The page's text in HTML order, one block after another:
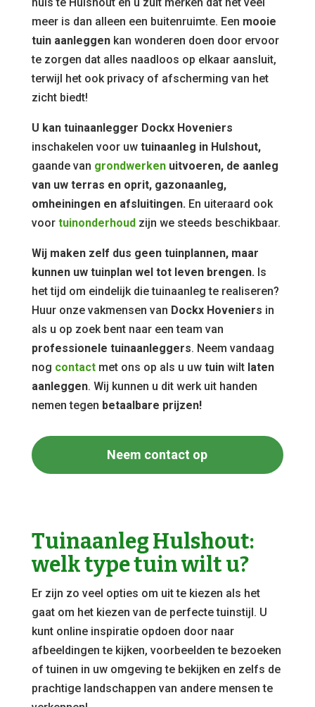
meer is dan alleen een buitenruimte. Een mooie
tuin aanleggenkan wonderen doen door ervoor
te zorgen dat alles naadloos op elkaar aansluit,
terwijl het ook privacy of afscherming van het
zicht biedt!
U kan tuinaanlegger Dockx Hoveniers
inschakelen voor uwtuinaanleg in Hulshout,
gaande van grondwerkenuitvoeren, de aanleg
van uw terras en oprit, gazonaanleg,
omheiningen en afsluitingen. En uiteraard ook
voor tuinonderhoudzijn we steeds beschikbaar.
Wij maken zelf dus geen tuinplannen, maar
kunnen uw tuinplan wel tot leven brengen. Is
het tijd om eindelijk die tuinaanleg te realiseren?
Huur onze vakmensen van Dockx Hoveniers in
als u op zoek bent naar een team van
professionele tuinaanleggers. Neem vandaag
nog contactmet ons op als u uw tuinwilt laten
aanleggen. Wij kunnen u dit werk uit handen
nemen tegen betaalbare prijzen!
Neem contact op
Tuinaanleg Hulshout:
welk type tuin wilt u?
Er zijn zo veel opties om uit te kiezen als het
gaat om het kiezen van de perfecte tuinstijl. U
kunt online inspiratie opdoen door naar
afbeeldingen te kijken, voorbeelden te bezoeken
of tuinen in uw omgeving te bekijken en zelfs de
prachtige landschappen van andere mensen te